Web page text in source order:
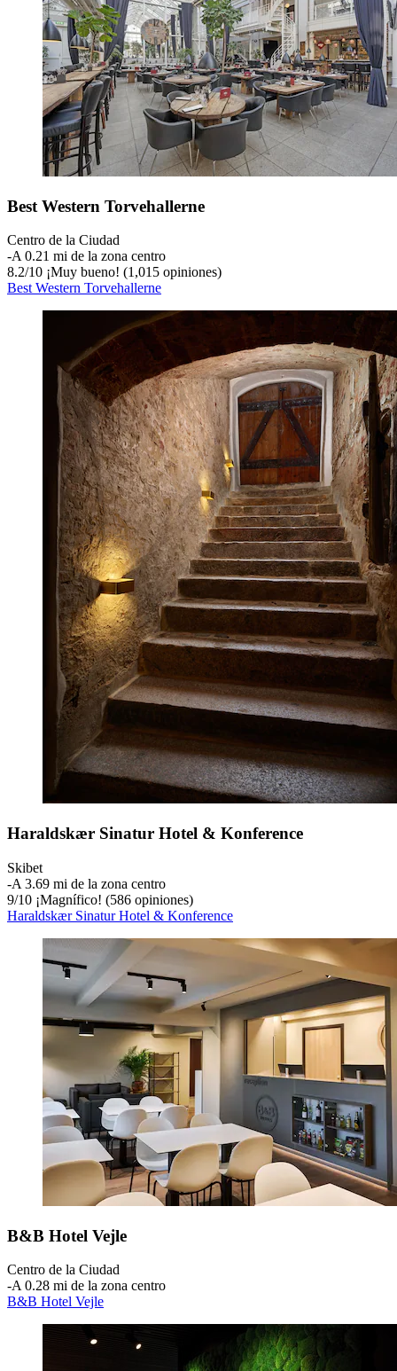
Best Western Torvehallerne
Centro de la Ciudad
‐A 0.21 mi de la zona centro
8.2/10 ¡Muy bueno! (1,015 opiniones)
Best Western Torvehallerne
Haraldskær Sinatur Hotel & Konference
Skibet
‐A 3.69 mi de la zona centro
9/10 ¡Magnífico! (586 opiniones)
Haraldskær Sinatur Hotel & Konference
B&B Hotel Vejle
Centro de la Ciudad
‐A 0.28 mi de la zona centro
B&B Hotel Vejle